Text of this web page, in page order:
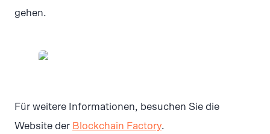
gehen.
Für weitere Informationen, besuchen Sie die
Website der Blockchain Factory.